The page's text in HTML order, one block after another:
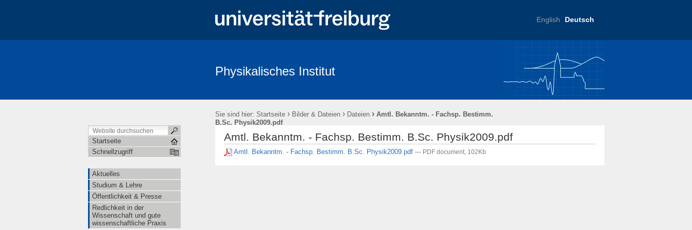
English Deutsch
Physikalisches Institut
Sie sind hier: Startseite › Bilder & Dateien › Dateien › Amtl. Bekanntm. - Fachsp. Bestimm.
B.Sc. Physik2009.pdf
Startseite
Schnellzugriff
Aktuelles
Studium & Lehre
Öffentlichkeit & Presse
Redlichkeit in der
Wissenschaft und gute
wissenschaftliche Praxis
Amtl. Bekanntm. - Fachsp. Bestimm. B.Sc. Physik2009.pdf
Amtl. Bekanntm. - Fachsp. Bestimm. B.Sc. Physik2009.pdf — PDF document, 102Kb